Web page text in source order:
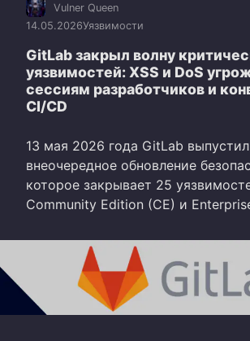
Vulner Queen
14.05.2026Уязвимости
GitLab закрыл волну
уязвимостей: XSS и DoS
сессиям разработчиков и
CI/CD
13 мая 2026 года GitLab выпустил
внеочередное обновление
которое закрывает 25
Community Edition (CE) и